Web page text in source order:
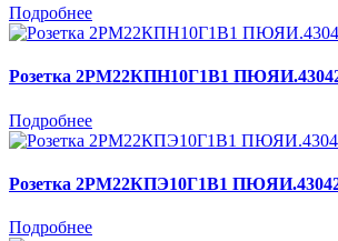
Подробнее
Розетка 2РМ22КПН10Г1В1
Подробнее
Розетка 2РМ22КПЭ10Г1В1
Подробнее